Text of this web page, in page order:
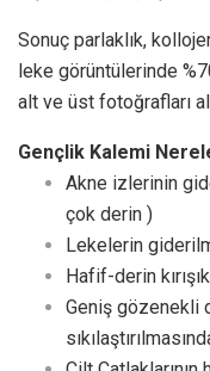
Sonuç parlaklık,
leke görüntülerinde
alt ve üst fotoğrafları
Gençlik Kalemi
Akne izlerinin
çok derin )
Lekelerin
Hafif-derin
Geniş gözenekli